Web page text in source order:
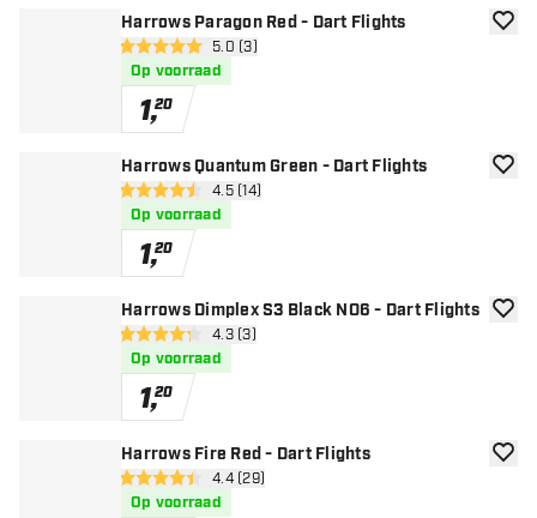
Harrows Paragon Red - Dart Flights
open reviews drawer
5 score sterren5.0 (3)
Op voorraad
1,20
Harrows Quantum Green - Dart Flights
open reviews drawer
4.5 score sterren4.5 (14)
Op voorraad
1,20
Harrows Dimplex S3 Black NO6 - Dart Flights
open reviews drawer
4.3 score sterren4.3 (3)
Op voorraad
1,20
Harrows Fire Red - Dart Flights
open reviews drawer
4.4 score sterren4.4 (29)
Op voorraad